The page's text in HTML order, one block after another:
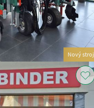
Nový stroj